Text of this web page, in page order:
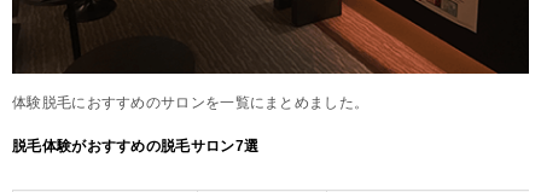
体験脱毛におすすめのサロンを一覧にまとめました。
脱毛体験がおすすめの脱毛サロン7選